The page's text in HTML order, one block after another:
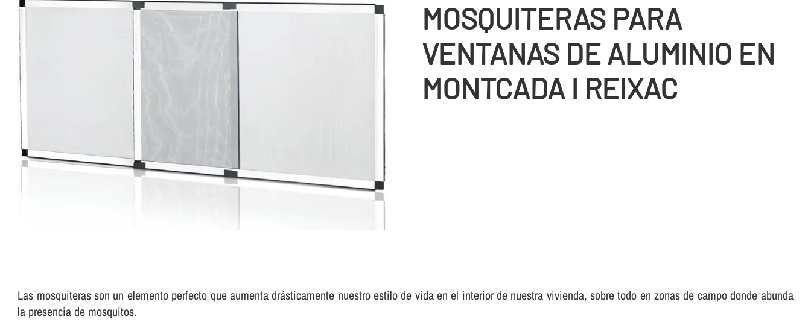
MOSQUITERAS PARA
VENTANAS DE ALUMINIO EN
MONTCADA I REIXAC
Las mosquiteras son un elemento perfecto que aumenta drásticamente nuestro estilo de vida en el interior de nuestra vivienda, sobre todo en zonas de campo donde abunda
la presencia de mosquitos.